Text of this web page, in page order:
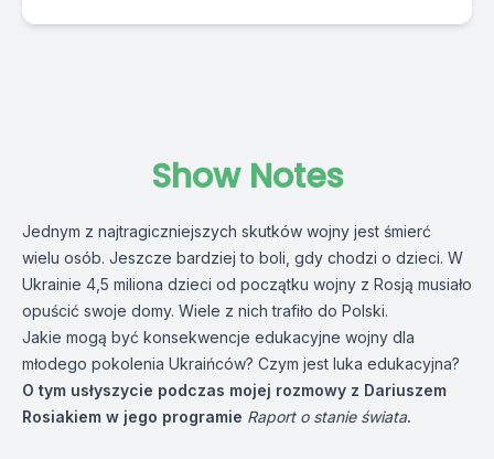
Show Notes
Jednym z najtragiczniejszych skutków wojny jest śmierć
wielu osób. Jeszcze bardziej to boli, gdy chodzi o dzieci. W
Ukrainie 4,5 miliona dzieci od początku wojny z Rosją musiało
opuścić swoje domy. Wiele z nich trafiło do Polski.
Jakie mogą być konsekwencje edukacyjne wojny dla
młodego pokolenia Ukraińców? Czym jest luka edukacyjna?
O tym usłyszycie podczas mojej rozmowy z Dariuszem
Rosiakiem w jego programie Raport o stanie świata.